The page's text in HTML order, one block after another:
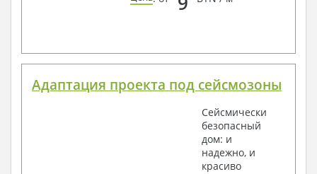
Адаптация проекта под сейсмозоны
Сейсмически
безопасный
дом: и
надежно, и
красиво